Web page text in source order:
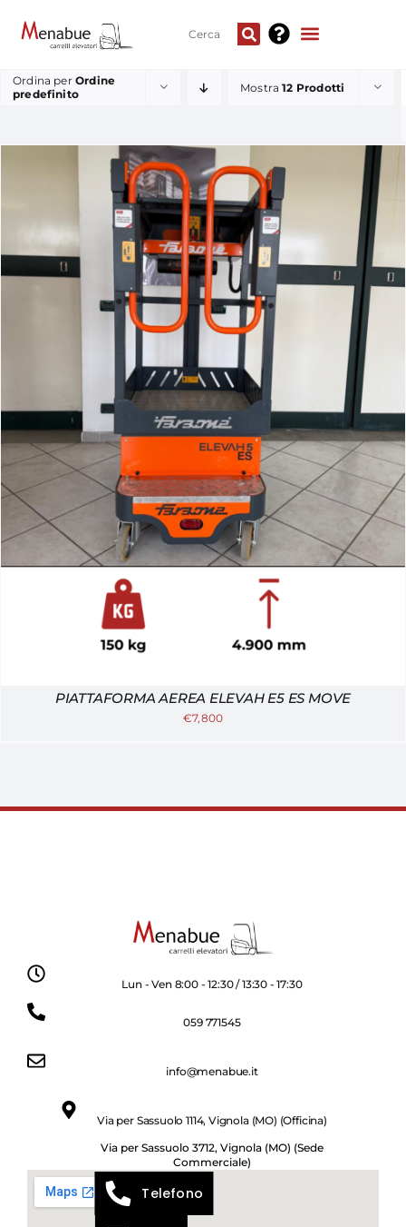
Ordina per Ordine
predefinito
Mostra12 Prodotti
PIATTAFORMA AEREA ELEVAH E5 ES MOVE
€7,800
Lun - Ven 8:00 - 12:30 / 13:30 - 17:30
059 771545
info@menabue.it
Via per Sassuolo 1114, Vignola (MO) (Officina)
Via per Sassuolo 3712, Vignola (MO) (Sede
Commerciale)
Telefono